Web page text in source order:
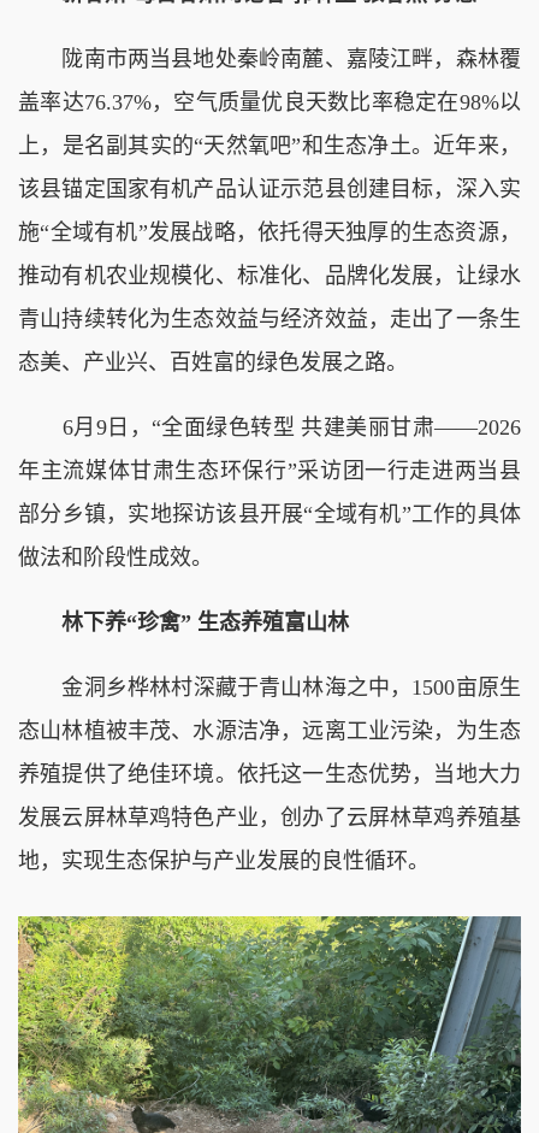
陇南市两当县地处秦岭南麓、嘉陵江畔，森林覆
盖率达76.37%，空气质量优良天数比率稳定在98%以
上，是名副其实的“天然氧吧”和生态净土。近年来，
该县锚定国家有机产品认证示范县创建目标，深入实
施“全域有机”发展战略，依托得天独厚的生态资源，
推动有机农业规模化、标准化、品牌化发展，让绿水
青山持续转化为生态效益与经济效益，走出了一条生
态美、产业兴、百姓富的绿色发展之路。
6月9日，“全面绿色转型 共建美丽甘肃——2026
年主流媒体甘肃生态环保行”采访团一行走进两当县
部分乡镇，实地探访该县开展“全域有机”工作的具体
做法和阶段性成效。
林下养“珍禽” 生态养殖富山林
金洞乡桦林村深藏于青山林海之中，1500亩原生
态山林植被丰茂、水源洁净，远离工业污染，为生态
养殖提供了绝佳环境。依托这一生态优势，当地大力
发展云屏林草鸡特色产业，创办了云屏林草鸡养殖基
地，实现生态保护与产业发展的良性循环。